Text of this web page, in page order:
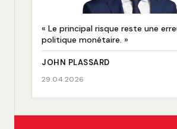
« Le principal risque reste une
politique monétaire. »
JOHN PLASSARD
29.04.2026